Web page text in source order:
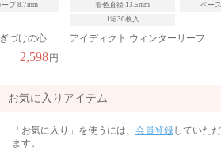
ブ 8.7mm
3,850 円
着色直径 13.5mm
ベー
1箱10枚入
アイディクト アンティークブロンズ
お気に入りアイテム
「お気に入り」を使うには、 会員登録していただ
ます。